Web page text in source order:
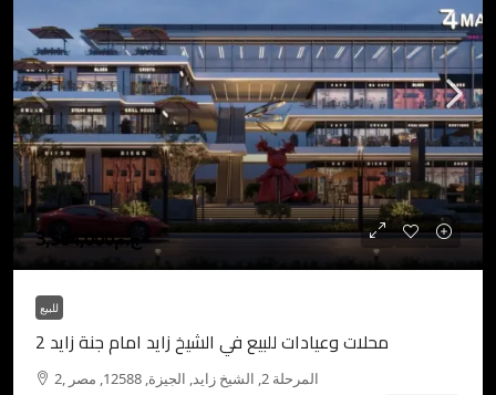
ج.م3,564,000
للبيع
محلات وعيادات للبيع في الشيخ زايد امام جنة زايد 2
2, المرحلة 2, الشيخ زايد, الجيزة, 12588, مصر